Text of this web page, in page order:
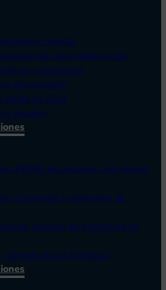
en Sevilla
que marca diferencias
y exclusivas
alimentación
aceite de oliva
añadido
PPWR de envases: qué revisar
Comercial y Marketing de
director de Marketing de
gerente de La Fortaleza